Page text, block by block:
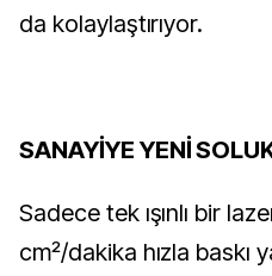
da kolaylaştırıyor.
SANAYİYE YENİ
Sadece tek ışınlı bir
cm²/dakika hızla baskı